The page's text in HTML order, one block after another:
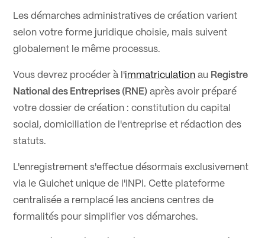
Les démarches administratives de création varient
selon votre forme juridique choisie, mais suivent
globalement le même processus.
Vous devrez procéder à l'immatriculation au Registre
National des Entreprises (RNE) après avoir préparé
votre dossier de création : constitution du capital
social, domiciliation de l'entreprise et rédaction des
statuts.
L'enregistrement s'effectue désormais exclusivement
via le Guichet unique de l'INPI. Cette plateforme
centralisée a remplacé les anciens centres de
formalités pour simplifier vos démarches.